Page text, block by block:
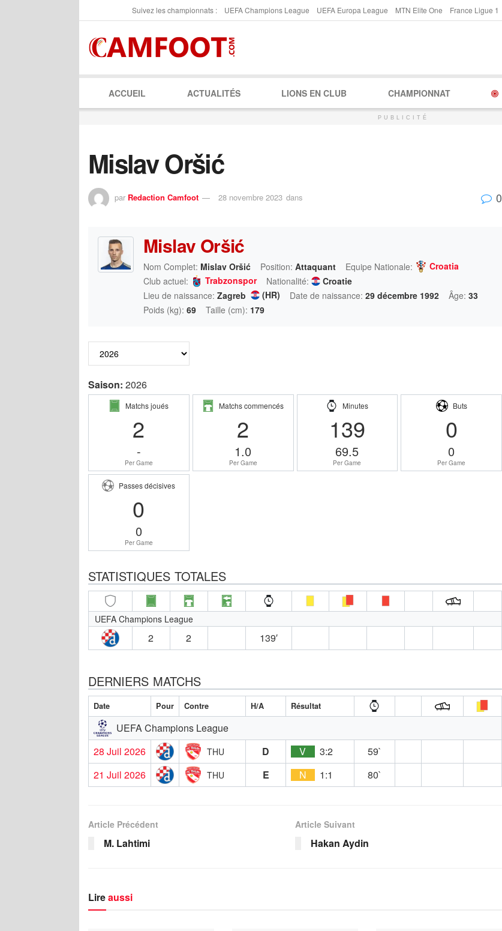
Suivez les championnats : UEFA Champions League UEFA Europa League MTN Elite One France Ligue 1
ACCUEIL ACTUALITÉS LIONS EN CLUB CHAMPIONNAT
PUBLICITÉ
Mislav Oršić
par Redaction Camfoot 28 novembre 2023 dans 0
Mislav Oršić
Nom Complet: Mislav Oršić Position: Attaquant Equipe Nationale:
Croatia
Club actuel:
Trabzonspor Nationalité:
Croatie
Lieu de naissance: Zagreb (HR) Date de naissance: 29 décembre 1992 Âge: 33
Poids (kg): 69 Taille (cm): 179
Saison: 2026
Matchs joués
2
-
Per Game
Matchs commencés
2
1.0
Per Game
Minutes
139
69.5
Per Game
Buts
0
0
Per Game
Passes décisives
0
0
Per Game
STATISTIQUES TOTALES
UEFA Champions League
2 2 139′
DERNIERS MATCHS
Date Pour Contre H/A Résultat
UEFA Champions League
28 Juil 2026
THU D V 3:2
59`
21 Juil 2026
THU E N 1:1 80`
Article Précédent
M. Lahtimi
Article Suivant
Hakan Aydin
Lireaussi